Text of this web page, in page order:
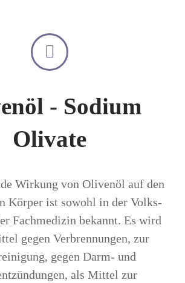
- Sodium
Olivate
Wirkung von Olivenöl auf den
Körper ist sowohl in der Volks-
Fachmedizin bekannt. Es wird
gegen Verbrennungen, zur
gegen Darm- und
als Mittel zur